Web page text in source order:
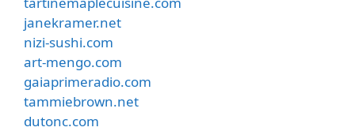
janekramer.net
nizi-sushi.com
art-mengo.com
gaiaprimeradio.com
tammiebrown.net
dutonc.com